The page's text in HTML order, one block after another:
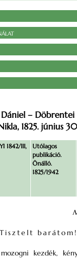
Dániel –
1825. június
1842/III,
Utólagos
publikáció.
Önálló.
1825/1942
Tisztelt barátom!
kezdék,